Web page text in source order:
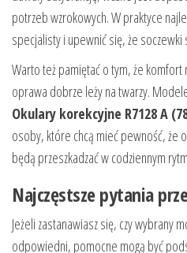
potrzeb wzrokowych. W praktyce
specjalisty i upewnić się, że
Warto też pamiętać o tym, że komfort
oprawa dobrze leży na twarzy.
Okulary korekcyjne R7128 A
osoby, które chcą mieć pewność, że
będą przeszkadzać w codziennym
Najczęstsze pytania
Jeżeli zastanawiasz się, czy wybrany
odpowiedni, pomocne mogą być